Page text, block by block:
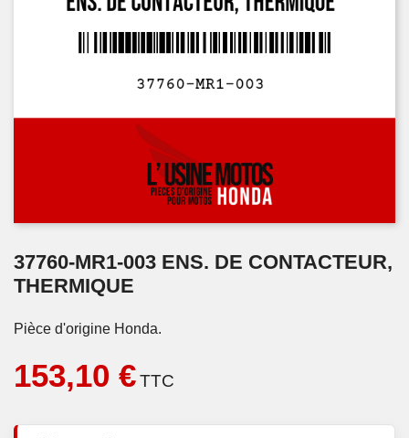
37760-MR1-003 ENS. DE CONTACTEUR,
THERMIQUE
Pièce d'origine Honda.
153,10 €TTC